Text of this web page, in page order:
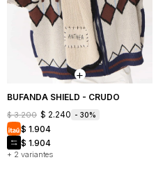
BUFANDA SHIELD - CRUDO
+ 2 variantes
$ 3.200 $ 2.240 30
$ 1.904
$ 1.904